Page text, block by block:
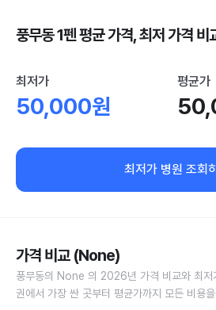
풍무동 1펜 평균 가격, 최저 가격
최저가
50,000원
평균가
최저가 병원 조회
가격 비교 (None)
풍무동의 None 의 2026년 가격 비교와 최저
권에서 가장 싼 곳부터 평균가까지 모든 비용